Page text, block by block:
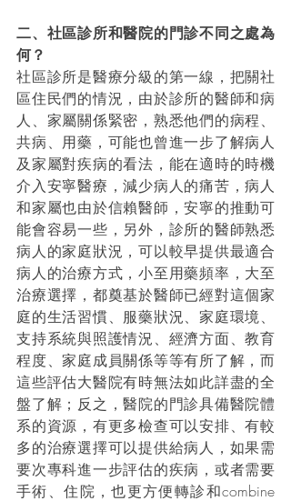
二、社區診所和醫院的門診不同之處為
何？
社區診所是醫療分級的第一線，把關社
區住民們的情況，由於診所的醫師和病
人、家屬關係緊密，熟悉他們的病程、
共病、用藥，可能也曾進一步了解病人
及家屬對疾病的看法，能在適時的時機
介入安寧醫療，減少病人的痛苦，病人
和家屬也由於信賴醫師，安寧的推動可
能會容易一些，另外，診所的醫師熟悉
病人的家庭狀況，可以較早提供最適合
病人的治療方式，小至用藥頻率，大至
治療選擇，都奠基於醫師已經對這個家
庭的生活習慣、服藥狀況、家庭環境、
支持系統與照護情況、經濟方面、教育
程度、家庭成員關係等等有所了解，而
這些評估大醫院有時無法如此詳盡的全
盤了解；反之，醫院的門診具備醫院體
系的資源，有更多檢查可以安排、有較
多的治療選擇可以提供給病人，如果需
要次專科進一步評估的疾病，或者需要
手術、住院，也更方便轉診和combine